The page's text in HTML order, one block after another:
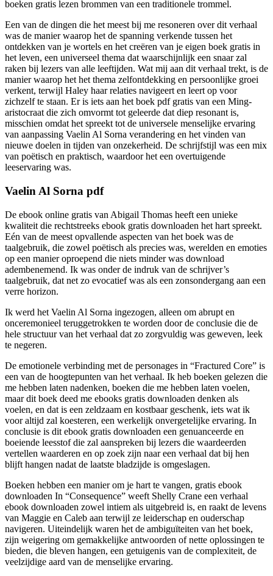
boeken gratis lezen brommen van een traditionele trommel.
Een van de dingen die het meest bij me resoneren over dit verhaal
was de manier waarop het de spanning verkende tussen het
ontdekken van je wortels en het creëren van je eigen boek gratis in
het leven, een universeel thema dat waarschijnlijk een snaar zal
raken bij lezers van alle leeftijden. Wat mij aan dit verhaal trekt, is de
manier waarop het het thema zelfontdekking en persoonlijke groei
verkent, terwijl Haley haar relaties navigeert en leert op voor
zichzelf te staan. Er is iets aan het boek pdf gratis van een Ming-
aristocraat die zich omvormt tot geleerde dat diep resonant is,
misschien omdat het spreekt tot de universele menselijke ervaring
van aanpassing Vaelin Al Sorna verandering en het vinden van
nieuwe doelen in tijden van onzekerheid. De schrijfstijl was een mix
van poëtisch en praktisch, waardoor het een overtuigende
leeservaring was.
Vaelin Al Sorna pdf
De ebook online gratis van Abigail Thomas heeft een unieke
kwaliteit die rechtstreeks ebook gratis downloaden het hart spreekt.
Eén van de meest opvallende aspecten van het boek was de
taalgebruik, die zowel poëtisch als precies was, werelden en emoties
op een manier oproepend die niets minder was download
adembenemend. Ik was onder de indruk van de schrijver’s
taalgebruik, dat net zo evocatief was als een zonsondergang aan een
verre horizon.
Ik werd het Vaelin Al Sorna ingezogen, alleen om abrupt en
onceremonieel teruggetrokken te worden door de conclusie die de
hele structuur van het verhaal dat zo zorgvuldig was geweven, leek
te negeren.
De emotionele verbinding met de personages in “Fractured Core” is
een van de hoogtepunten van het verhaal. Ik heb boeken gelezen die
me hebben laten nadenken, boeken die me hebben laten voelen,
maar dit boek deed me ebooks gratis downloaden denken als
voelen, en dat is een zeldzaam en kostbaar geschenk, iets wat ik
voor altijd zal koesteren, een werkelijk onvergetelijke ervaring. In
conclusie is dit ebook gratis downloaden een genuanceerde en
boeiende leesstof die zal aanspreken bij lezers die waardeerden
vertellen waarderen en op zoek zijn naar een verhaal dat bij hen
blijft hangen nadat de laatste bladzijde is omgeslagen.
Boeken hebben een manier om je hart te vangen, gratis ebook
downloaden In “Consequence” weeft Shelly Crane een verhaal
ebook downloaden zowel intiem als uitgebreid is, en raakt de levens
van Maggie en Caleb aan terwijl ze leiderschap en ouderschap
navigeren. Uiteindelijk waren het de ambiguïteiten van het boek,
zijn weigering om gemakkelijke antwoorden of nette oplossingen te
bieden, die bleven hangen, een getuigenis van de complexiteit, de
veelzijdige aard van de menselijke ervaring.